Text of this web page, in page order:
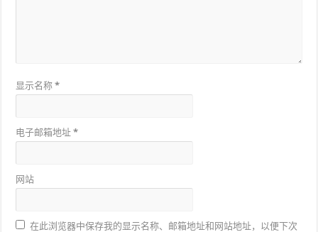
显示名称*
电子邮箱地址*
网站
在此浏览器中保存我的显示名称、邮箱地址和网站地址，以便下次